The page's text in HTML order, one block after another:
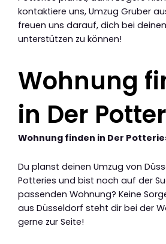
kontaktiere uns, Umzug Gruber
freuen uns darauf, dich bei
unterstützen zu können!
Wohnung
in Der
Wohnung finden in Der
Du planst deinen Umzug von
Potteries und bist noch auf der
passenden Wohnung? Keine
aus Düsseldorf steht dir bei der
gerne zur Seite!